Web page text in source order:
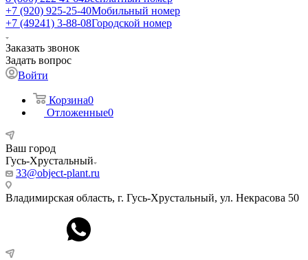
+7 (920) 925-25-40Мобильный номер
+7 (49241) 3-88-08Городской номер
Заказать звонок
Задать вопрос
Войти
Корзина0
Отложенные0
Ваш город
Гусь-Хрустальный
33@object-plant.ru
Владимирская область, г. Гусь-Хрустальный, ул. Некрасова 50